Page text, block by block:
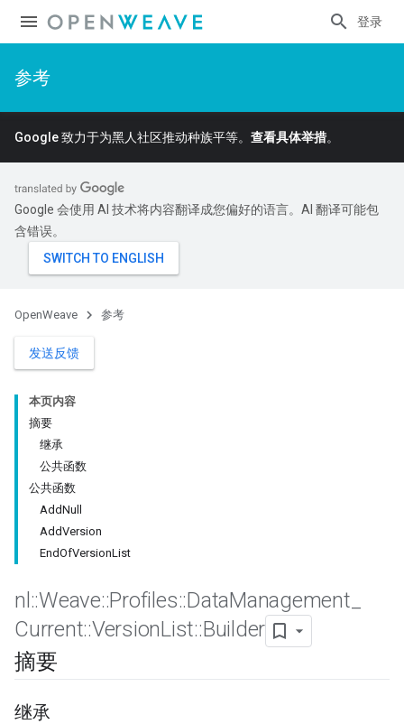
登录
参考
Google 致力于为黑人社区推动种族平等。 查看具体举措。
Google 会使用 AI 技术将内容翻译成您偏好的语言。AI 翻译可能包
含错误。
OpenWeave 参考
发送反馈
本页内容
摘要
继承
公共函数
公共函数
AddNull
AddVersion
EndOfVersionList
nl ::Weave::Profiles::DataManagement
Current::VersionList::Builder
摘要
继承